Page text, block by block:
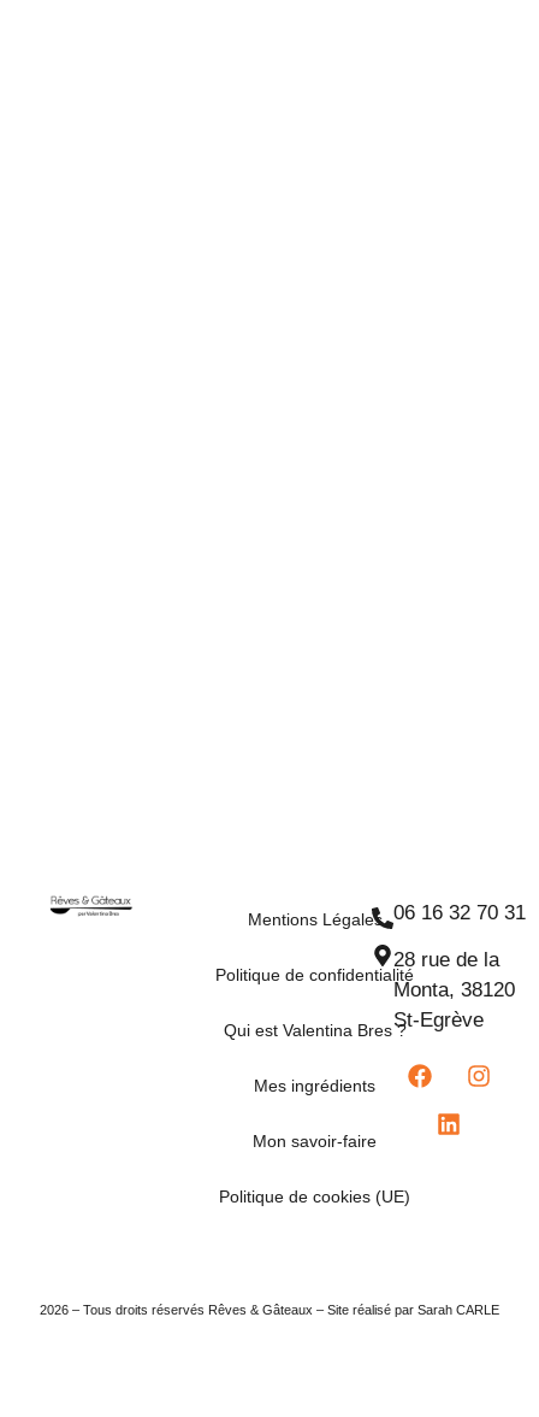
Mentions Légales
Politique de confidentialité
Qui est Valentina Bres ?
Mes ingrédients
Mon savoir-faire
Politique de cookies (UE)
06 16 32 70 31
28 rue de la
Monta, 38120
St-Egrève
2026 – Tous droits réservés Rêves & Gâteaux – Site réalisé par Sarah CARLE